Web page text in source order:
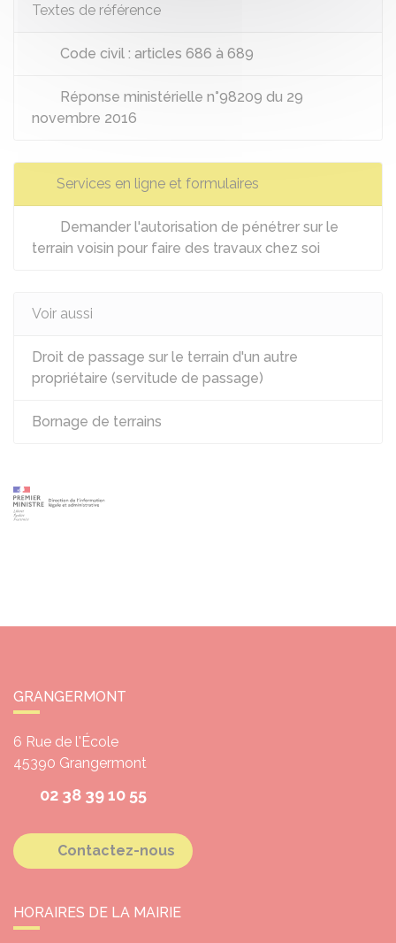
Textes de référence
Code civil : articles 686 à 689
Réponse ministérielle n°98209 du 29
novembre 2016
Services en ligne et formulaires
Demander l'autorisation de pénétrer sur le
terrain voisin pour faire des travaux chez soi
Voir aussi
Droit de passage sur le terrain d'un autre
propriétaire (servitude de passage)
Bornage de terrains
GRANGERMONT
6 Rue de l'École
45390 Grangermont
02 38 39 10 55
Contactez-nous
HORAIRES DE LA MAIRIE